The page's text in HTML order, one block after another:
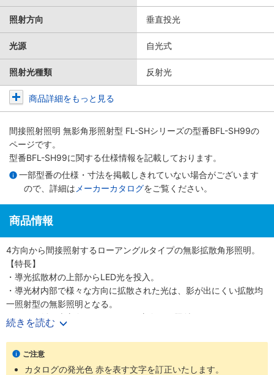
照射方向 垂直投光
光源 自光式
照射光種類 反射光
商品詳細をもっと見る
間接照射照明 無影角形照射型 FL-SHシリーズの型番BFL-SH99の
ページです。
型番BFL-SH99に関する仕様情報を記載しております。
一部型番の仕様・寸法を掲載しきれていない場合がございます
ので、詳細は メーカーカタログをご覧ください。
商品情報
4方向から間接照射するローアングルタイプの無影拡散角形照明。
【特長】
・導光拡散材の上部からLED光を投入。
・導光材内部で様々な方向に拡散された光は、影が出にくい拡散均
一照射型の無影照明となる。
・側面や斜め上方向からワークを4方向から照射。
・BGAなど四角いワークを均一に照射する場合などに有効。
【用途】
・BGA検査、鏡面材製品のエッジ検出など。
続きを読む
ご注意
カタログの発光色 赤を表す文字を訂正いたします。